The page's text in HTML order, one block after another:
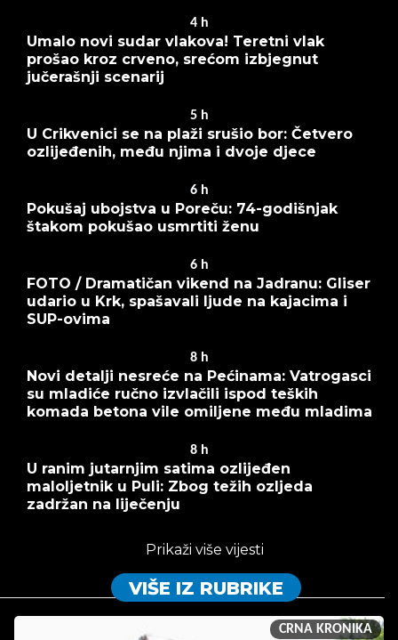
4 h
Umalo novi sudar vlakova! Teretni vlak
prošao kroz crveno, srećom izbjegnut
jučerašnji scenarij
5 h
U Crikvenici se na plaži srušio bor: Četvero
ozlijeđenih, među njima i dvoje djece
6 h
Pokušaj ubojstva u Poreču: 74-godišnjak
štakom pokušao usmrtiti ženu
6 h
FOTO / Dramatičan vikend na Jadranu: Gliser
udario u Krk, spašavali ljude na kajacima i
SUP-ovima
8 h
Novi detalji nesreće na Pećinama: Vatrogasci
su mladiće ručno izvlačili ispod teških
komada betona vile omiljene među mladima
8 h
U ranim jutarnjim satima ozlijeđen
maloljetnik u Puli: Zbog težih ozljeda
zadržan na liječenju
Prikaži više vijesti
VIŠE IZ RUBRIKE
CRNA KRONIKA